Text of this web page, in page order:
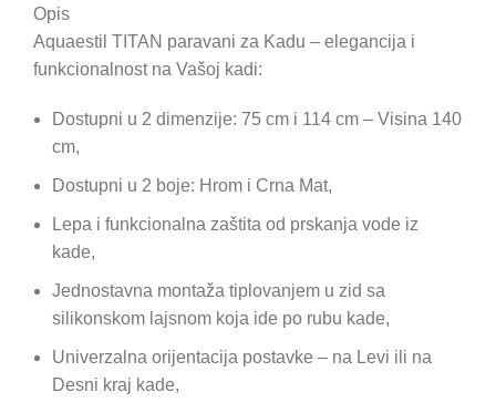
Opis
Aquaestil TITAN paravani za Kadu – elegancija i
funkcionalnost na Vašoj kadi:
Dostupni u 2 dimenzije: 75 cm i 114 cm – Visina 140
cm,
Dostupni u 2 boje: Hrom i Crna Mat,
Lepa i funkcionalna zaštita od prskanja vode iz
kade,
Jednostavna montaža tiplovanjem u zid sa
silikonskom lajsnom koja ide po rubu kade,
Univerzalna orijentacija postavke – na Levi ili na
Desni kraj kade,